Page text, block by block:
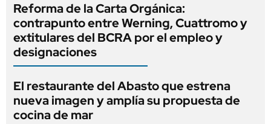
Reforma de la Carta Orgánica:
contrapunto entre Werning, Cuattromo y
extitulares del BCRA por el empleo y
designaciones
El restaurante del Abasto que estrena
nueva imagen y amplía su propuesta de
cocina de mar